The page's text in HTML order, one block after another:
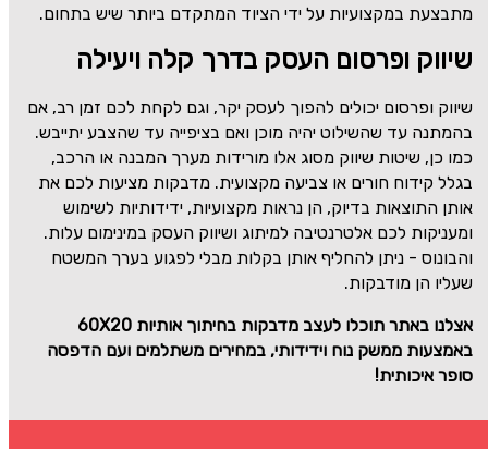
מתבצעת במקצועיות על ידי הציוד המתקדם ביותר שיש בתחום.
שיווק ופרסום העסק בדרך קלה ויעילה
שיווק ופרסום יכולים להפוך לעסק יקר, וגם לקחת לכם זמן רב, אם
בהמתנה עד שהשילוט יהיה מוכן ואם בציפייה עד שהצבע יתייבש.
כמו כן, שיטות שיווק מסוג אלו מורידות מערך המבנה או הרכב,
בגלל קידוח חורים או צביעה מקצועית. מדבקות מציעות לכם את
אותן התוצאות בדיוק, הן נראות מקצועיות, ידידותיות לשימוש
ומעניקות לכם אלטרנטיבה למיתוג ושיווק העסק במינימום עלות.
והבונוס - ניתן להחליף אותן בקלות מבלי לפגוע בערך המשטח
שעליו הן מודבקות.
אצלנו באתר תוכלו לעצב מדבקות בחיתוך אותיות 60X20
באמצעות ממשק נוח וידידותי, במחירים משתלמים ועם הדפסה
סופר איכותית!